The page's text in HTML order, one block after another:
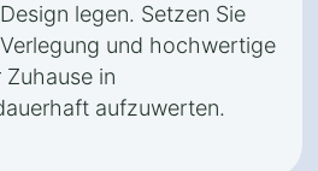
legen. Setzen Sie
und hochwertige
in
aufzuwerten.